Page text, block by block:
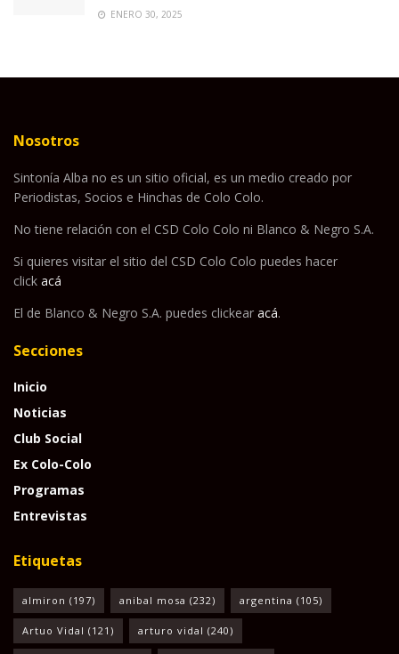
ENERO 30, 2025
Nosotros
Sintonía Alba no es un sitio oficial, es un medio creado por
Periodistas, Socios e Hinchas de Colo Colo.
No tiene relación con el CSD Colo Colo ni Blanco & Negro S.A.
Si quieres visitar el sitio del CSD Colo Colo puedes hacer
click acá
El de Blanco & Negro S.A. puedes clickear acá.
Secciones
Inicio
Noticias
Club Social
Ex Colo-Colo
Programas
Entrevistas
Etiquetas
almiron (197) anibal mosa (232) argentina (105)
Artuo Vidal (121) arturo vidal (240)